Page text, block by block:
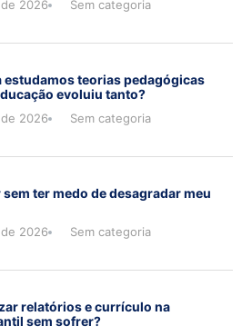
2026 Sem categoria
estudamos teorias pedagógicas
evoluiu tanto?
2026 Sem categoria
ter medo de desagradar meu
2026 Sem categoria
relatórios e currículo na
sem sofrer?